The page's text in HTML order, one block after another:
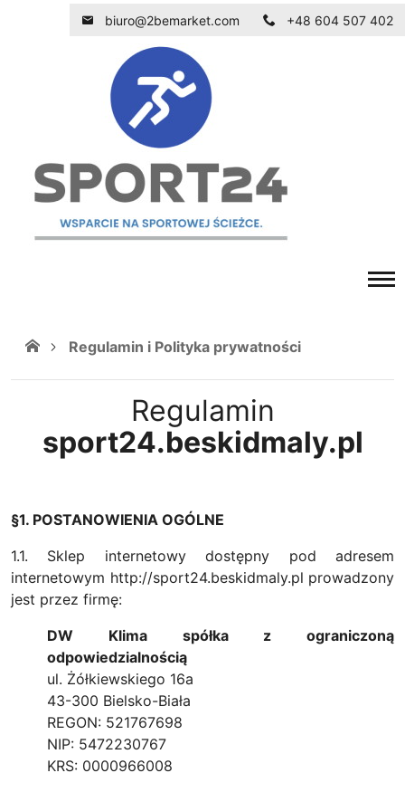
biuro@2bemarket.com +48 604 507 402
Regulamin i Polityka prywatności
Regulamin
sport24.beskidmaly.pl
§1. POSTANOWIENIA OGÓLNE
1.1. Sklep internetowy dostępny pod adresem
internetowym http://sport24.beskidmaly.pl prowadzony
jest przez firmę:
DW Klima spółka z ograniczoną
odpowiedzialnością
ul. Żółkiewskiego 16a
43-300 Bielsko-Biała
REGON: 521767698
NIP: 5472230767
KRS: 0000966008